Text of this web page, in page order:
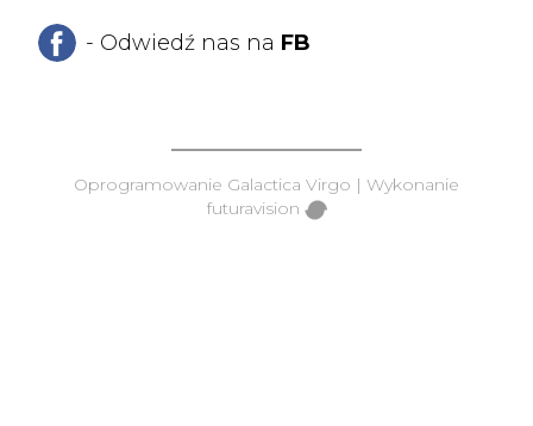
- Odwiedź nas na FB
Oprogramowanie Galactica Virgo | Wykonanie
futuravision